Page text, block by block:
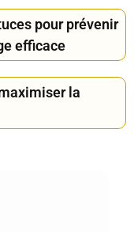
pour prévenir
efficace
la